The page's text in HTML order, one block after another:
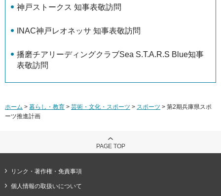
神戸ストークス 知事表敬訪問
INAC神戸レオネッサ 知事表敬訪問
播磨チアリーディングクラブSea S.T.A.R.S Blue知事
表敬訪問
ホーム > 暮らし・教育 > 芸術・文化・スポーツ > スポーツ > 第2期兵庫県スポ
ーツ推進計画
PAGE TOP
リンク・著作権・免責事項
個人情報の取扱いについて